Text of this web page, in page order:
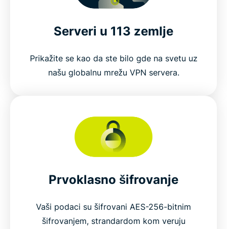
Serveri u 113 zemlje
Prikažite se kao da ste bilo gde na svetu uz
našu globalnu mrežu VPN servera.
Prvoklasno šifrovanje
Vaši podaci su šifrovani AES-256-bitnim
šifrovanjem, strandardom kom veruju